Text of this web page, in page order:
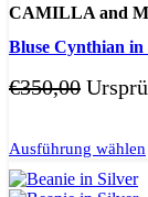
CAMILLA and
Bluse Cynthian in
€350,00
Ausführung wählen